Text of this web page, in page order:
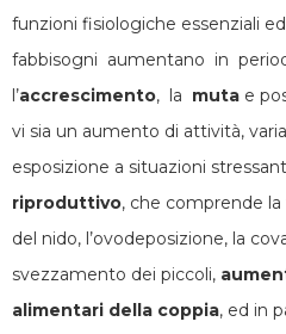
funzioni fisiologiche essenziali
fabbisogni aumentano in
l’accrescimento, la muta e
vi sia un aumento di attività,
esposizione a situazioni
riproduttivo, che comprende
del nido, l’ovodeposizione, la
svezzamento dei piccoli,
alimentari della coppia, ed in